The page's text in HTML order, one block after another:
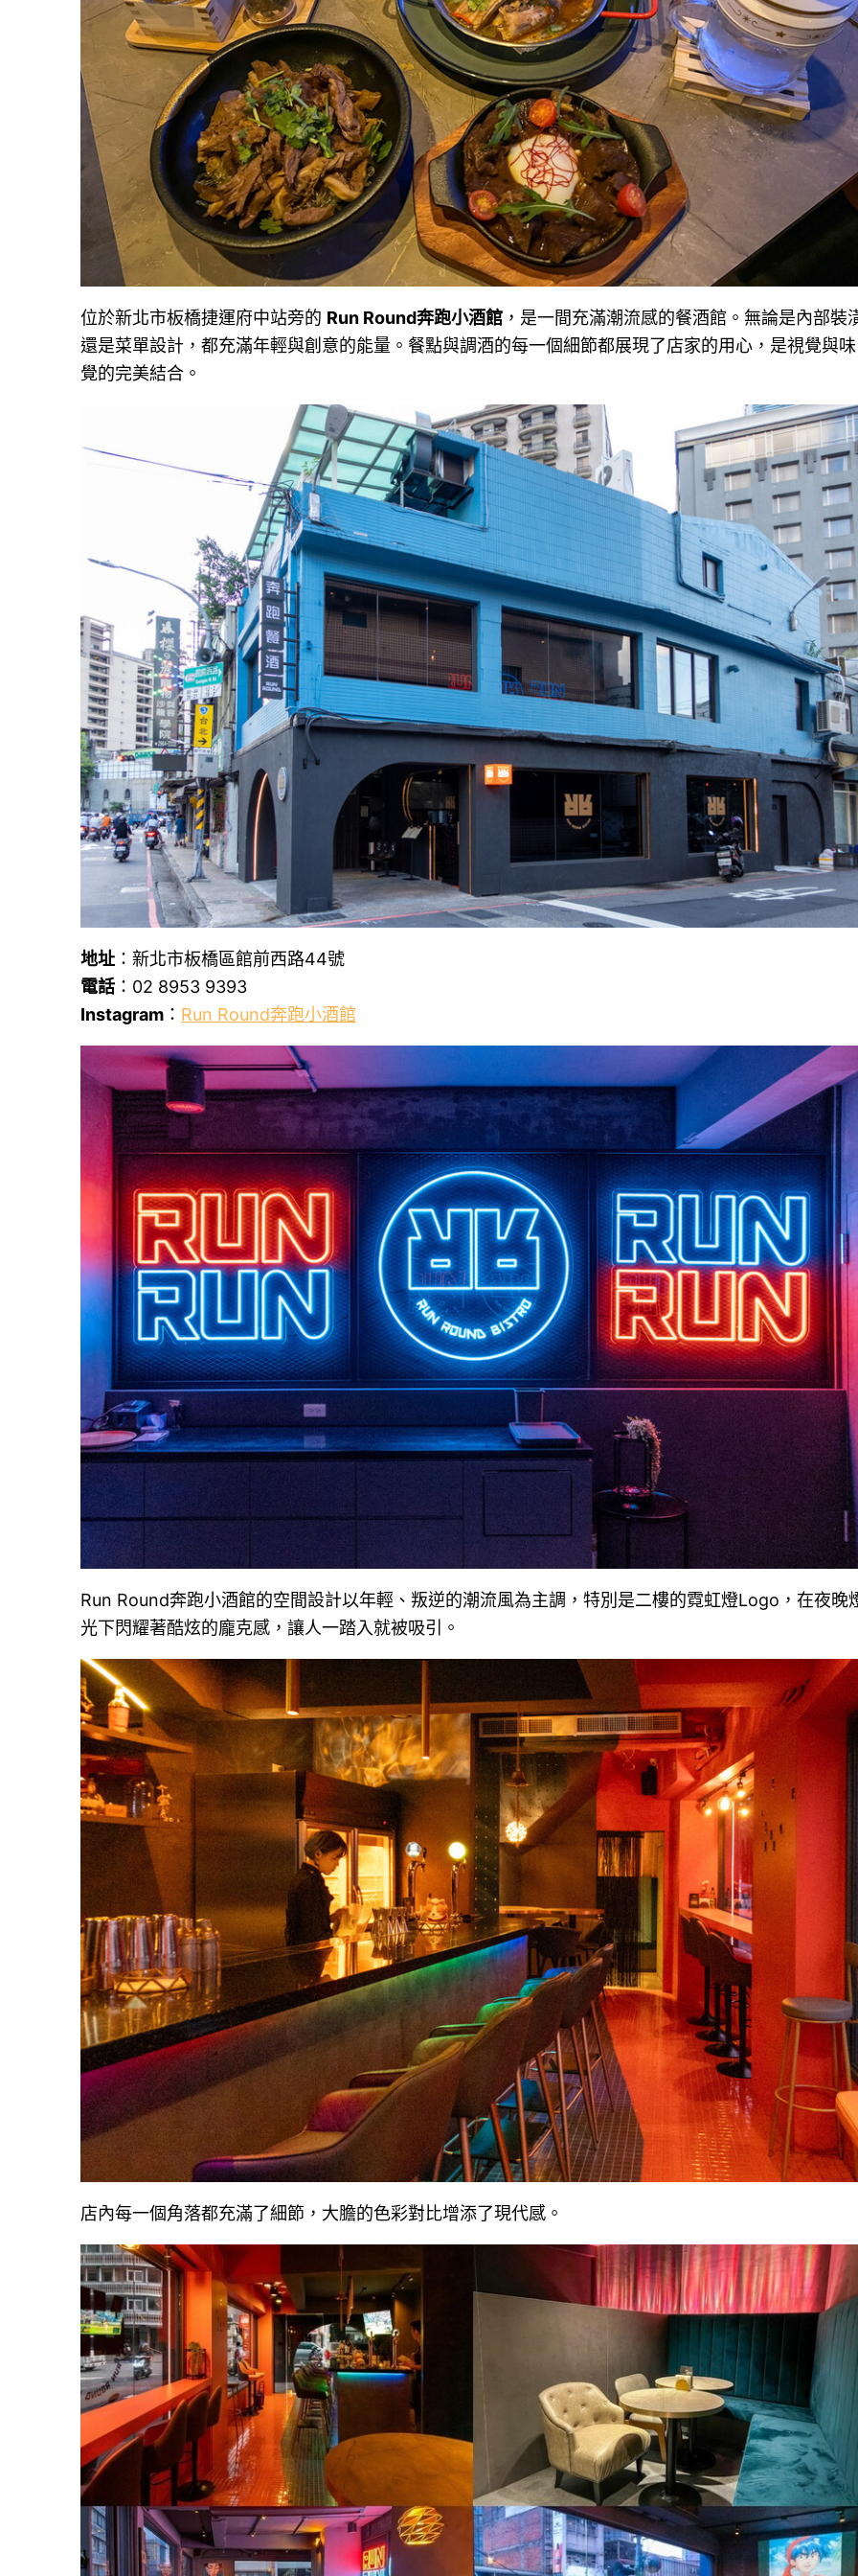
位於新北市板橋捷運府中站旁的 Run Round奔跑小酒館 ，是一間充滿潮流感的餐酒館。無論是內部裝
還是菜單設計，都充滿年輕與創意的能量。餐點與調酒的每一個細節都展現了店家的用心，是視覺與味
覺的完美結合。
地址 ：新北市板橋區館前西路44號
電話 ：02 8953 9393
Instagram ： Run Round奔跑小酒館
Run Round奔跑小酒館的空間設計以年輕、叛逆的潮流風為主調，特別是二樓的霓虹燈Logo，在夜晚
光下閃耀著酷炫的龐克感，讓人一踏入就被吸引。
店內每一個角落都充滿了細節，大膽的色彩對比增添了現代感。